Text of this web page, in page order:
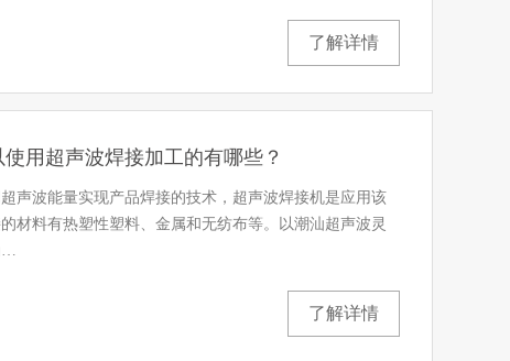
了解详情
用超声波焊接加工的有哪些？
声波能量实现产品焊接的技术，超声波焊接机是应用该
材料有热塑性塑料、金属和无纺布等。以潮汕超声波灵
了解详情